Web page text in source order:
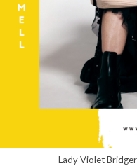
Lady Violet